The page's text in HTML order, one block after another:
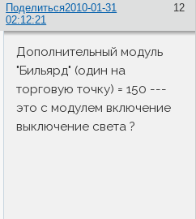
Поделиться 12
2010-01-31
02:12:21
Дополнительный модуль
"Бильярд" (один на
торговую точку) = 150 ---
это с модулем включение
выключение света ?